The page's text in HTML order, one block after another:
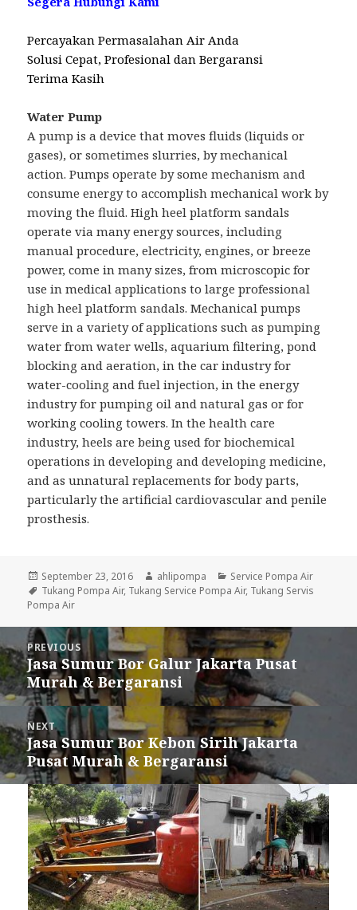
Percayakan Permasalahan Air Anda
Solusi Cepat, Profesional dan Bergaransi
Terima Kasih
Water Pump
A pump is a device that moves fluids (liquids or
gases), or sometimes slurries, by mechanical
action. Pumps operate by some mechanism and
consume energy to accomplish mechanical work by
moving the fluid. High heel platform sandals
operate via many energy sources, including
manual procedure, electricity, engines, or breeze
power, come in many sizes, from microscopic for
use in medical applications to large professional
high heel platform sandals. Mechanical pumps
serve in a variety of applications such as pumping
water from water wells, aquarium filtering, pond
blocking and aeration, in the car industry for
water-cooling and fuel injection, in the energy
industry for pumping oil and natural gas or for
working cooling towers. In the health care
industry, heels are being used for biochemical
operations in developing and developing medicine,
and as unnatural replacements for body parts,
particularly the artificial cardiovascular and penile
prosthesis.
Posted
on
September 23, 2016 Author
ahlipompa Categories
Service Pompa Air
Tags
Tukang Pompa Air, Tukang Service Pompa Air, Tukang Servis
Pompa Air
Post
navigation
PREVIOUS
Previous
post:
Jasa Sumur Bor Galur Jakarta Pusat
Murah & Bergaransi
NEXT
Next
post:
Jasa Sumur Bor Kebon Sirih Jakarta
Pusat Murah & Bergaransi